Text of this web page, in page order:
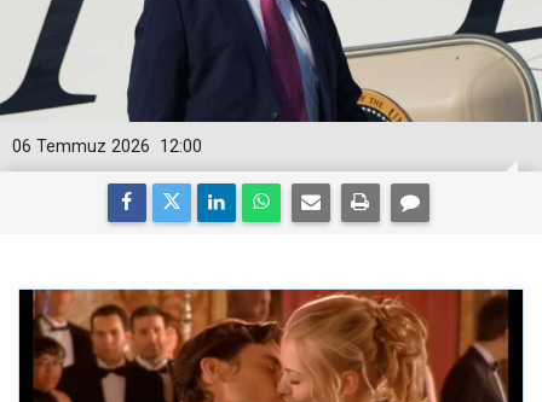
12:00
06 Temmuz 2026